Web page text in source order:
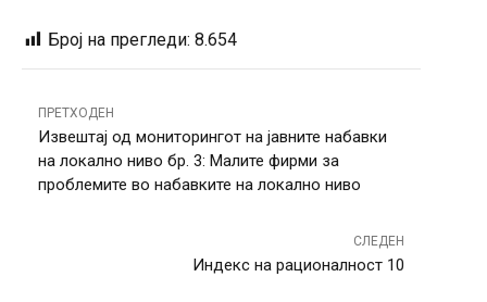
Број на прегледи: 8.654
ПРЕТХОДЕН
Извештај од мониторингот на јавните набавки
на локално ниво бр. 3: Малите фирми за
проблемите во набавките на локално ниво
СЛЕДЕН
Индекс на рационалност 10